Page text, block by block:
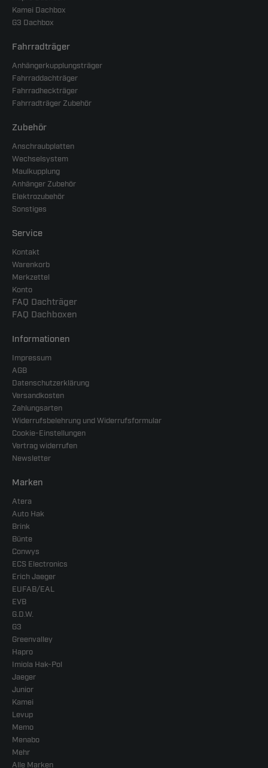
Kamei Dachbox
G3 Dachbox
Fahrradträger
Anhängerkupplungsträger
Fahrraddachträger
Fahrradheckträger
Fahrradträger Zubehör
Zubehör
Anschraubplatten
Wechselsystem
Maulkupplung
Anhänger Zubehör
Elektrozubehör
Sonstiges
Service
Kontakt
Warenkorb
Merkzettel
Konto
FAQ Dachträger
FAQ Dachboxen
Informationen
Impressum
AGB
Datenschutzerklärung
Versandkosten
Zahlungsarten
Widerrufsbelehrung und Widerrufsformular
Cookie-Einstellungen
Vertrag widerrufen
Newsletter
Marken
Atera
Auto Hak
Brink
Bünte
Conwys
ECS Electronics
Erich Jaeger
EUFAB/EAL
EVB
G.D.W.
G3
Greenvalley
Hapro
Imiola Hak-Pol
Jaeger
Junior
Kamei
Levup
Memo
Menabo
Mehr
Alle Marken